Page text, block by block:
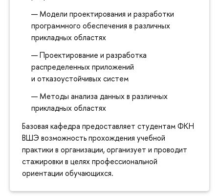
Модели проектирования и разработки
программного обеспечения в различных
прикладных областях
Проектирование и разработка
распределенных приложений
и отказоустойчивых систем
Методы анализа данных в различных
прикладных областях
Базовая кафедра предоставляет студентам ФКН
ВШЭ возможность прохождения учебной
практики в организации, организует и проводит
стажировки в целях профессиональной
ориентации обучающихся.